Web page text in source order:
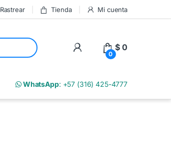
Rastrear Tienda Mi cuenta
My Account
0
$ 0
WhatsApp: +57 (316) 425-4777